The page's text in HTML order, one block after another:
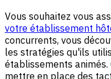
Vous souhaitez vous
votre établissement
concurrents, vous
les stratégies qu'ils
établissements animés.
mettre en place des